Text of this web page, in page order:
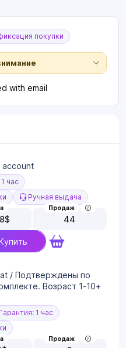
покупки
with email
account
час
Ручная выдача
$
Продаж
44
/ Подтверждены по
Возраст 1-10+
1 час
Продаж